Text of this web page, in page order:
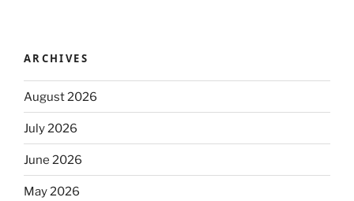
ARCHIVES
August 2026
July 2026
June 2026
May 2026